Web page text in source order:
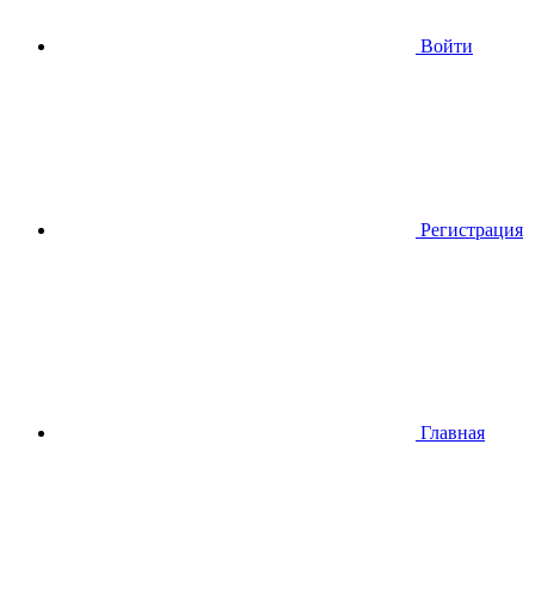
Войти
Регистрация
Главная